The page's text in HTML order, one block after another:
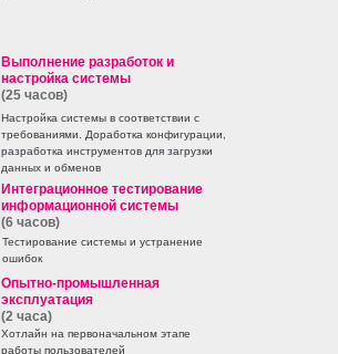
Выполнение разработок и
настройка системы
(25 часов)
Интеграционное тестирование
информационной системы
(6 часов)
Опытно-промышленная
эксплуатация
(2 часа)
Настройка системы в соответствии с
требованиями. Доработка конфигурации,
разработка инструментов для загрузки
данных и обменов
Тестирование системы и устранение
ошибок
Хотлайн на первоначальном этапе
работы пользователей